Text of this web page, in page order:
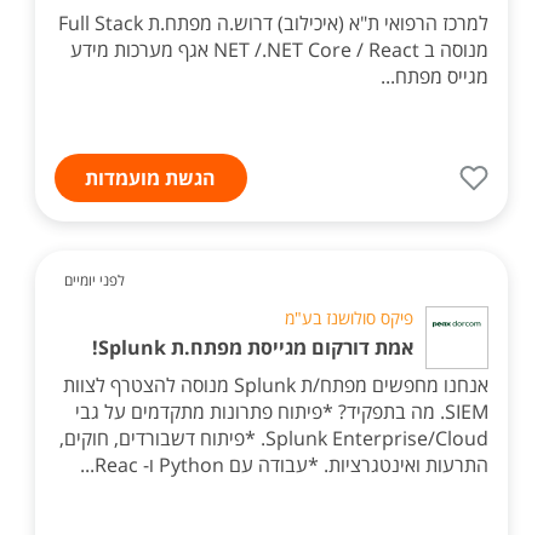
למרכז הרפואי ת"א (איכילוב) דרוש.ה מפתח.ת Full Stack
מנוסה ב NET /.NET Core / React אגף מערכות מידע
מגייס מפתח...
הגשת מועמדות
לפני יומיים
פיקס סולושנז בע"מ
אמת דורקום מגייסת מפתח.ת Splunk!
אנחנו מחפשים מפתח/ת Splunk מנוסה להצטרף לצוות
SIEM. מה בתפקיד? *פיתוח פתרונות מתקדמים על גבי
Splunk Enterprise/Cloud. *פיתוח דשבורדים, חוקים,
התרעות ואינטגרציות. *עבודה עם Python ו- Reac...